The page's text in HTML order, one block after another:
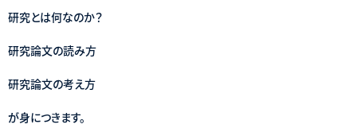
研究とは何なのか？
研究論文の読み方
研究論文の考え方
が身につきます。